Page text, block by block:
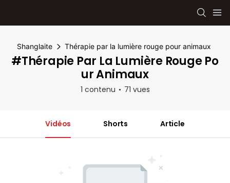
Shanglaite Thérapie par la lumière rouge pour animaux
#Thérapie Par La Lumière Rouge Po
Ur Animaux
1 contenu 71 vues
Vidéos Shorts Article